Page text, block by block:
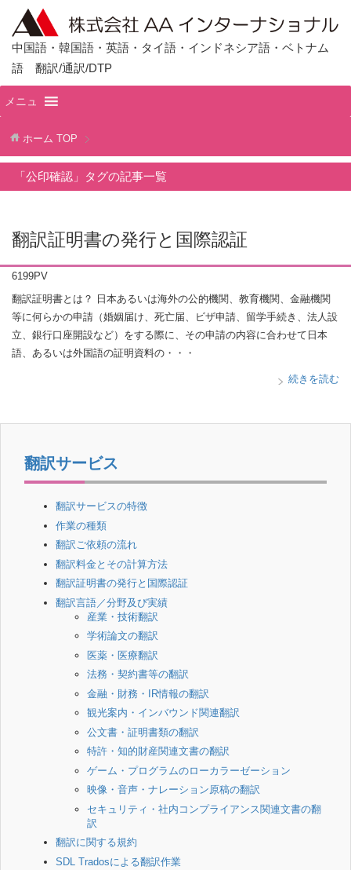
中国語・韓国語・英語・タイ語・インドネシア語・ベトナム
語 翻訳/通訳/DTP
メニュ
ホーム TOP
「公印確認」タグの記事一覧
翻訳証明書の発行と国際認証
6199PV
翻訳証明書とは？ 日本あるいは海外の公的機関、教育機関、金融機関
等に何らかの申請（婚姻届け、死亡届、ビザ申請、留学手続き、法人設
立、銀行口座開設など）をする際に、その申請の内容に合わせて日本
語、あるいは外国語の証明資料の・・・
続きを読む
翻訳サービス
翻訳サービスの特徴
作業の種類
翻訳ご依頼の流れ
翻訳料金とその計算方法
翻訳証明書の発行と国際認証
翻訳言語／分野及び実績
産業・技術翻訳
学術論文の翻訳
医薬・医療翻訳
法務・契約書等の翻訳
金融・財務・IR情報の翻訳
観光案内・インバウンド関連翻訳
公文書・証明書類の翻訳
特許・知的財産関連文書の翻訳
ゲーム・プログラムのローカラーゼーション
映像・音声・ナレーション原稿の翻訳
セキュリティ・社内コンプライアンス関連文書の翻
訳
翻訳に関する規約
SDL Tradosによる翻訳作業